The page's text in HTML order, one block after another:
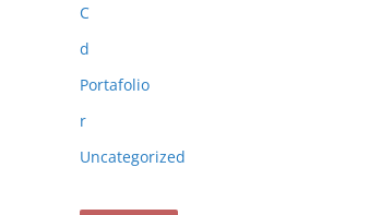
C
d
Portafolio
r
Uncategorized